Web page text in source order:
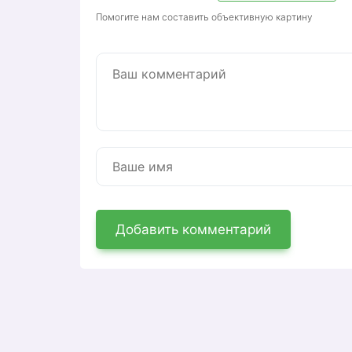
Просмотр истории платежей за
Передача показаний домашнего
Отображение истории записанных
электроэнергии.
Кроме того, в Личном кабинете вы
ТНС энерго Воронеж. В день обучения
указанный при регистрации. Квитанция
платежному сервису, а также страницу
квитанции с помощью банковской карты.
Регистрация в
Помогите нам составить объективную картину
Добавить комментарий